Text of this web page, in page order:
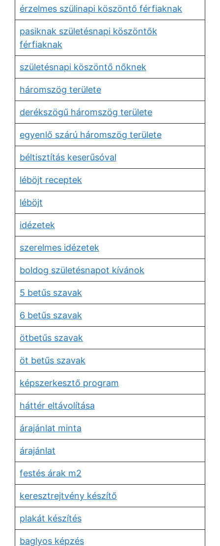
érzelmes szülinapi köszöntő férfiaknak
pasiknak születésnapi köszöntők
férfiaknak
születésnapi köszöntő nőknek
háromszög területe
derékszögű háromszög területe
egyenlő szárú háromszög területe
béltisztítás keserűsóval
léböjt receptek
léböjt
idézetek
szerelmes idézetek
boldog születésnapot kívánok
5 betűs szavak
6 betűs szavak
ötbetűs szavak
öt betűs szavak
képszerkesztő program
háttér eltávolítása
árajánlat minta
árajánlat
festés árak m2
keresztrejtvény készítő
plakát készítés
baglyos képzés